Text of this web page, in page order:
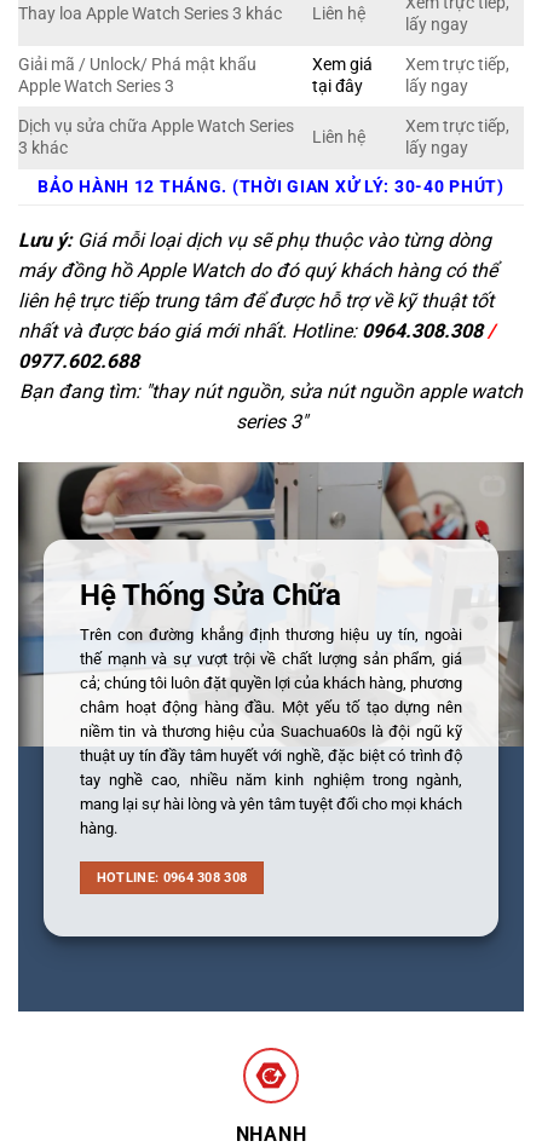
Thay loa Apple Watch Series 3 khác Liên hệ
lấy ngay
Giải mã / Unlock/ Phá mật khẩu
Apple Watch Series 3
Xem giá
tại đây
Xem trực tiếp,
lấy ngay
Dịch vụ sửa chữa Apple Watch Series
3 khác
Liên hệ
Xem trực tiếp,
lấy ngay
BẢO HÀNH 12 THÁNG. (THỜI GIAN XỬ LÝ: 30-40 PHÚT)
Lưu ý:Giá mỗi loại dịch vụ sẽ phụ thuộc vào từng dòng
máy đồng hồ Apple Watch do đó quý khách hàng có thể
liên hệ trực tiếp trung tâm để được hỗ trợ về kỹ thuật tốt
nhất và được báo giá mới nhất. Hotline: 0964.308.308/
0977.602.688
Bạn đang tìm: "thay nút nguồn, sửa nút nguồn apple watch
series 3"
Hệ Thống Sửa Chữa
Trên con đường khẳng định thương hiệu uy tín, ngoài
thế mạnh và sự vượt trội về chất lượng sản phẩm, giá
cả; chúng tôi luôn đặt quyền lợi của khách hàng, phương
châm hoạt động hàng đầu. Một yếu tố tạo dựng nên
niềm tin và thương hiệu của Suachua60s là đội ngũ kỹ
thuật uy tín đầy tâm huyết với nghề, đặc biệt có trình độ
tay nghề cao, nhiều năm kinh nghiệm trong ngành,
mang lại sự hài lòng và yên tâm tuyệt đối cho mọi khách
hàng.
HOTLINE: 0964 308 308
NHANH